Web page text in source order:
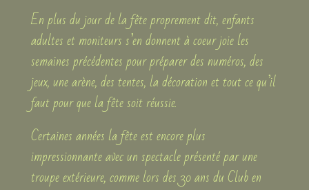
En plus du jour de la fête proprement dit, enfants
adultes et moniteurs s’en donnent à coeur joie les
semaines précédentes pour préparer des numéros, des
jeux, une arène, des tentes, la décoration et tout ce qu’il
faut pour que la fête soit réussie.
Certaines années la fête est encore plus
impressionnante avec un spectacle présenté par une
troupe extérieure, comme lors des 30 ans du Club en